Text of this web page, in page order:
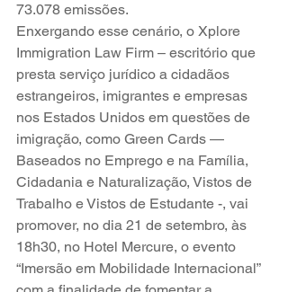
73.078 emissões.
Enxergando esse cenário, o Xplore
Immigration Law Firm – escritório que
presta serviço jurídico a cidadãos
estrangeiros, imigrantes e empresas
nos Estados Unidos em questões de
imigração, como Green Cards —
Baseados no Emprego e na Família,
Cidadania e Naturalização, Vistos de
Trabalho e Vistos de Estudante -, vai
promover, no dia 21 de setembro, às
18h30, no Hotel Mercure, o evento
“Imersão em Mobilidade Internacional”